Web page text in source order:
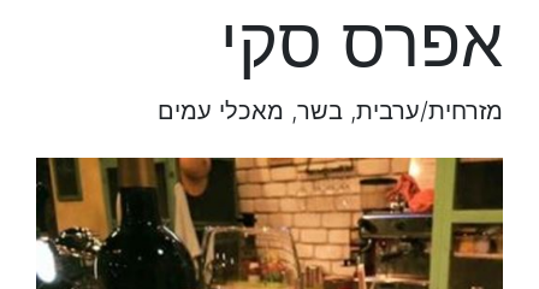
אפרס סקי
מזרחית/ערבית, בשר, מאכלי עמים